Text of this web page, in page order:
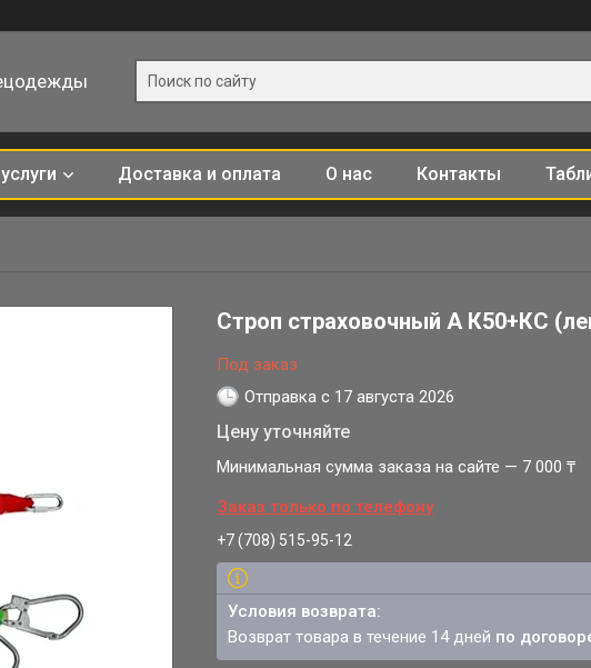
Доставка и оплата О нас Контакты
Строп страховочный А К50+КС
Под заказ
Отправка с 17 августа 2026
Цену уточняйте
Минимальная сумма заказа на сайте — 7 000 ₸
Заказ только по телефону
+7 (708) 515-95-12
возврат товара в течение 14 дней по